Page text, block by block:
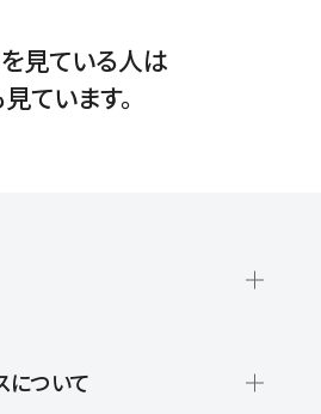
見ている人は
ています。
れ
について